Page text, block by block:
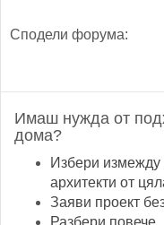
Сподели форума:
Имаш нужда от
дома?
Избери
архитекти от
Заяви проект
Разбери повече